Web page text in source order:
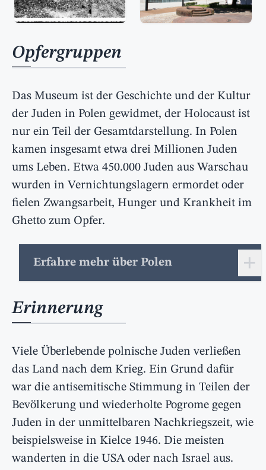
Opfergruppen
Das Museum ist der Geschichte und der Kultur
der Juden in Polen gewidmet, der Holocaust ist
nur ein Teil der Gesamtdarstellung. In Polen
kamen insgesamt etwa drei Millionen Juden
ums Leben. Etwa 450.000 Juden aus Warschau
wurden in Vernichtungslagern ermordet oder
fielen Zwangsarbeit, Hunger und Krankheit im
Ghetto zum Opfer.
Erfahre mehr über Polen +
Erinnerung
Viele Überlebende polnische Juden verließen
das Land nach dem Krieg. Ein Grund dafür
war die antisemitische Stimmung in Teilen der
Bevölkerung und wiederholte Pogrome gegen
Juden in der unmittelbaren Nachkriegszeit, wie
beispielsweise in Kielce 1946. Die meisten
wanderten in die USA oder nach Israel aus.